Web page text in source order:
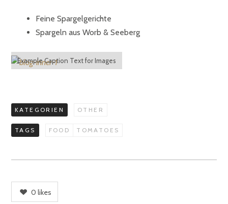
Feine Spargelgerichte
Spargeln aus Worb & Seeberg
Example Caption Text for Images
KATEGORIEN OTHER
TAGS FOOD TOMATOES
0 likes